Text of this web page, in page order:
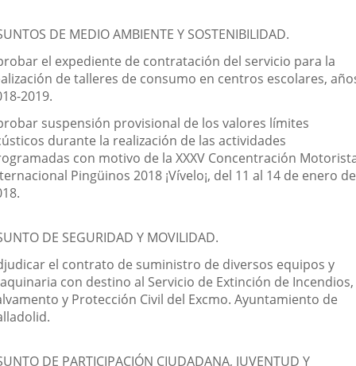
DE MEDIO AMBIENTE Y SOSTENIBILIDAD.
el expediente de contratación del servicio para la
de talleres de consumo en centros escolares,
2019.
suspensión provisional de los valores límites
durante la realización de las actividades
con motivo de la XXXV Concentración
Pingüinos 2018 ¡Vívelo¡, del 11 al 14 de enero de
DE SEGURIDAD Y MOVILIDAD.
el contrato de suministro de diversos equipos y
con destino al Servicio de Extinción de Incendios,
y Protección Civil del Excmo. Ayuntamiento de
DE PARTICIPACIÓN CIUDADANA, JUVENTUD Y